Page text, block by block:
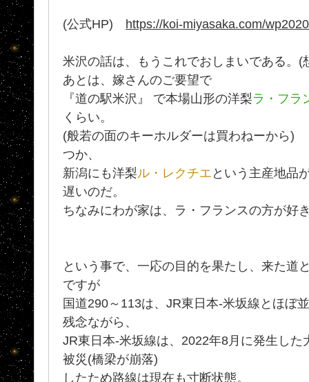
(公式HP) https://koi-miyasaka.com/
米沢の話は、もうこれでおしまいである。(
あとは、嫁さんのご要望で
『道の駅米沢』 で本場山形の洋梨ラ・フラ
くらい。
(般若の面のキーホルダーは買わねーから)
つか、
新潟にも洋梨ル・レクチエという主産地品
遅いのだ。
ちなみにわが家は、ラ・フランスの方が好
という事で、一応の目的を果たし、来た道
ですが
国道290～113は、JR東日本-米坂線とほぼ
残念ながら、
JR東日本-米坂線は、2022年8月に発生し
被災(橋梁が崩落)
したため路線は現在も寸断状態。